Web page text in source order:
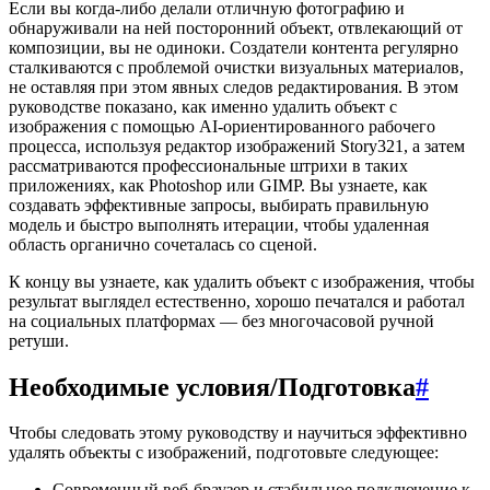
Если вы когда-либо делали отличную фотографию и
обнаруживали на ней посторонний объект, отвлекающий от
композиции, вы не одиноки. Создатели контента регулярно
сталкиваются с проблемой очистки визуальных материалов,
не оставляя при этом явных следов редактирования. В этом
руководстве показано, как именно удалить объект с
изображения с помощью AI-ориентированного рабочего
процесса, используя редактор изображений Story321, а затем
рассматриваются профессиональные штрихи в таких
приложениях, как Photoshop или GIMP. Вы узнаете, как
создавать эффективные запросы, выбирать правильную
модель и быстро выполнять итерации, чтобы удаленная
область органично сочеталась со сценой.
К концу вы узнаете, как удалить объект с изображения, чтобы
результат выглядел естественно, хорошо печатался и работал
на социальных платформах — без многочасовой ручной
ретуши.
Необходимые условия/Подготовка#
Чтобы следовать этому руководству и научиться эффективно
удалять объекты с изображений, подготовьте следующее: